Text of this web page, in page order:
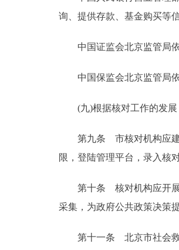
询、提供存款、基金购买等信
中国证监会北京监管局依
中国保监会北京监管局依
(九)根据核对工作的发展
第九条 市核对机构应建立
限，登陆管理平台，录入核
第十条 核对机构应开展社
采集，为政府公共政策决策
第十一条 北京市社会救助